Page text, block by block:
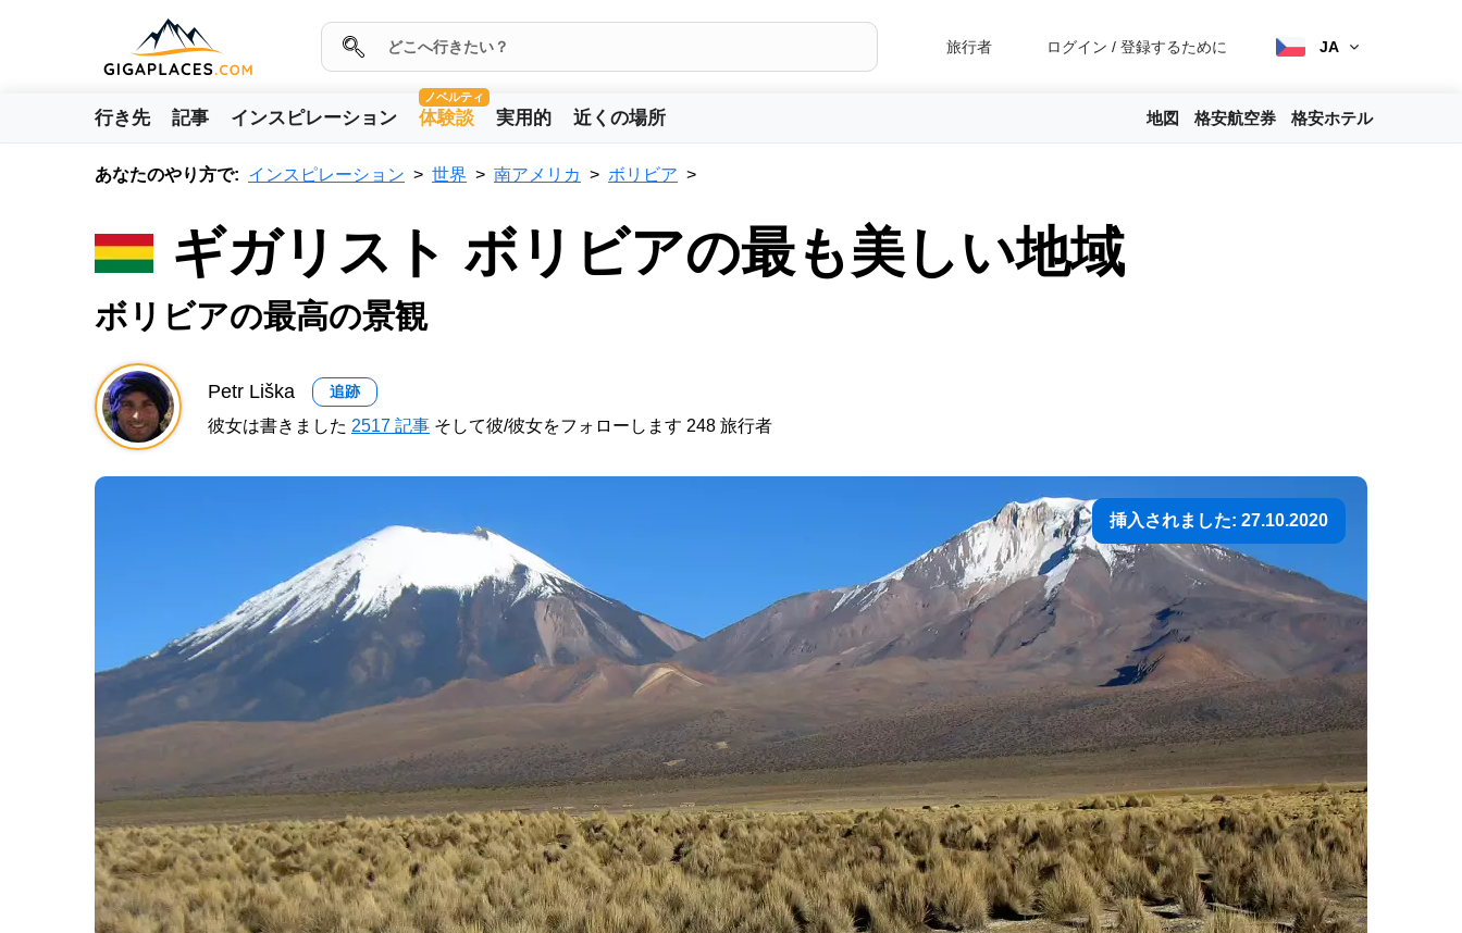
旅行者 ログイン / 登録するために JA
行き先 記事 インスピレーション
ノベルティ
体験談 実用的 近くの場所 地図 格安航空券 格安ホテル
あなたのやり方で: インスピレーション 世界 南アメリカ ボリビア
ギガリスト ボリビアの最も美しい地域
ボリビアの最高の景観
Petr Liška 追跡
彼女は書きました 2517 記事 そして彼/彼女をフォローします 248 旅行者
挿入されました: 27.10.2020